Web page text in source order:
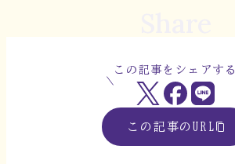
この記事をシェアする
この記事のURL